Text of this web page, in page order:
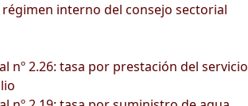
interno del consejo sectorial
nº 2.26: tasa por prestación del servicio